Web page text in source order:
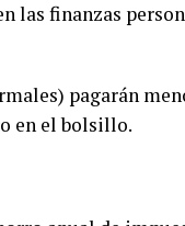
las finanzas
pagarán
en el bolsillo.